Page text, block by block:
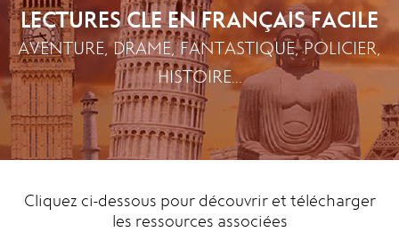
LECTURES CLE EN FRANÇAIS FACILE
AVENTURE, DRAME, FANTASTIQUE, POLICIER,
HISTOIRE...
Cliquez ci-dessous pour découvrir et télécharger
les ressources associées